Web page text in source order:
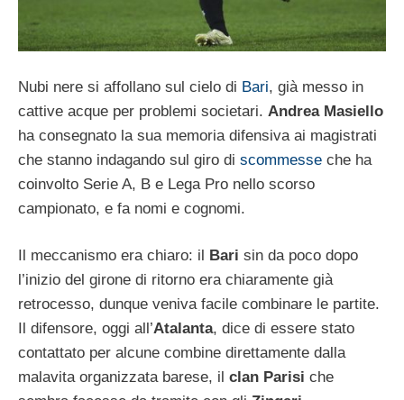
Nubi nere si affollano sul cielo di Bari, già messo in
cattive acque per problemi societari. Andrea Masiello
ha consegnato la sua memoria difensiva ai magistrati
che stanno indagando sul giro di scommesse che ha
coinvolto Serie A, B e Lega Pro nello scorso
campionato, e fa nomi e cognomi.
Il meccanismo era chiaro: il Bari sin da poco dopo
l’inizio del girone di ritorno era chiaramente già
retrocesso, dunque veniva facile combinare le partite.
Il difensore, oggi all’Atalanta, dice di essere stato
contattato per alcune combine direttamente dalla
malavita organizzata barese, il clan Parisi che